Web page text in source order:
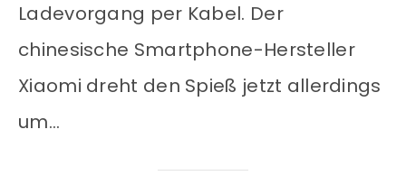
Ladevorgang per Kabel. Der
chinesische Smartphone-Hersteller
Xiaomi dreht den Spieß jetzt allerdings
um…